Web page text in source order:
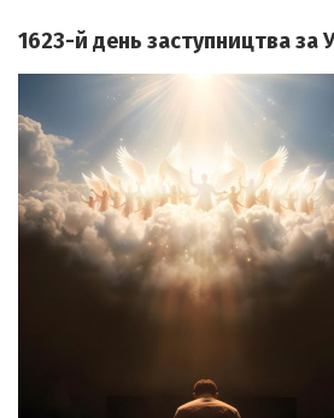
1623-й день заступництва за